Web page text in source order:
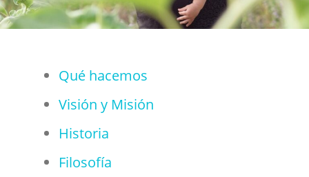
Qué hacemos
Visión y Misión
Historia
Filosofía